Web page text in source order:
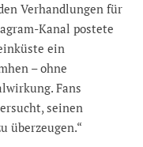
Verhandlungen für
Kanal postete
ein
– ohne
Fans
seinen
überzeugen.“